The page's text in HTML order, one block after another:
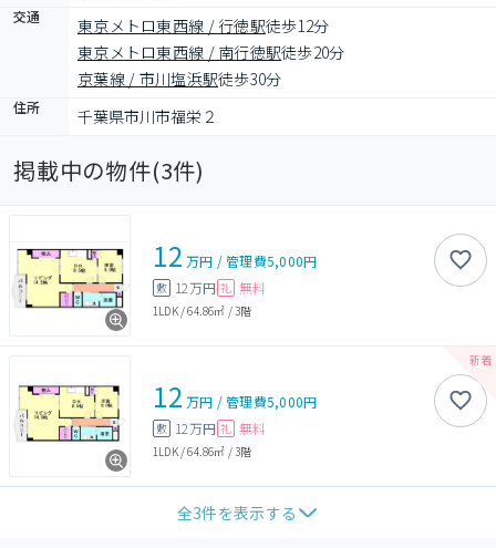
交通 東京メトロ東西線 / 行徳駅徒歩12分
東京メトロ東西線 / 南行徳駅徒歩20分
京葉線 / 市川塩浜駅徒歩30分
住所 千葉県市川市福栄２
掲載中の物件(3件)
12 万円 /管理費5,000円
敷 12万円 礼 無料
1LDK/64.86㎡ /3階
12 万円 /管理費5,000円
敷 12万円 礼 無料
1LDK/64.86㎡ /3階
全3件を表示する